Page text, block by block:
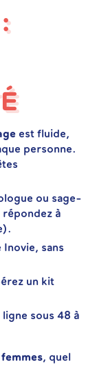
est fluide,
personne.
ou sage-
à
sans
un kit
sous 48 à
femmes, quel